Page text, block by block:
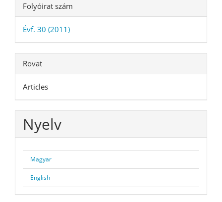
Folyóirat szám
Évf. 30 (2011)
Rovat
Articles
Nyelv
Magyar
English